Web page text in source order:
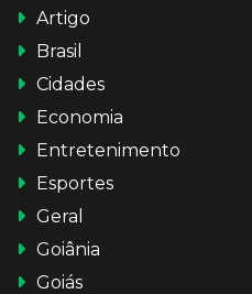
Artigo
Brasil
Cidades
Economia
Entretenimento
Esportes
Geral
Goiânia
Goiás